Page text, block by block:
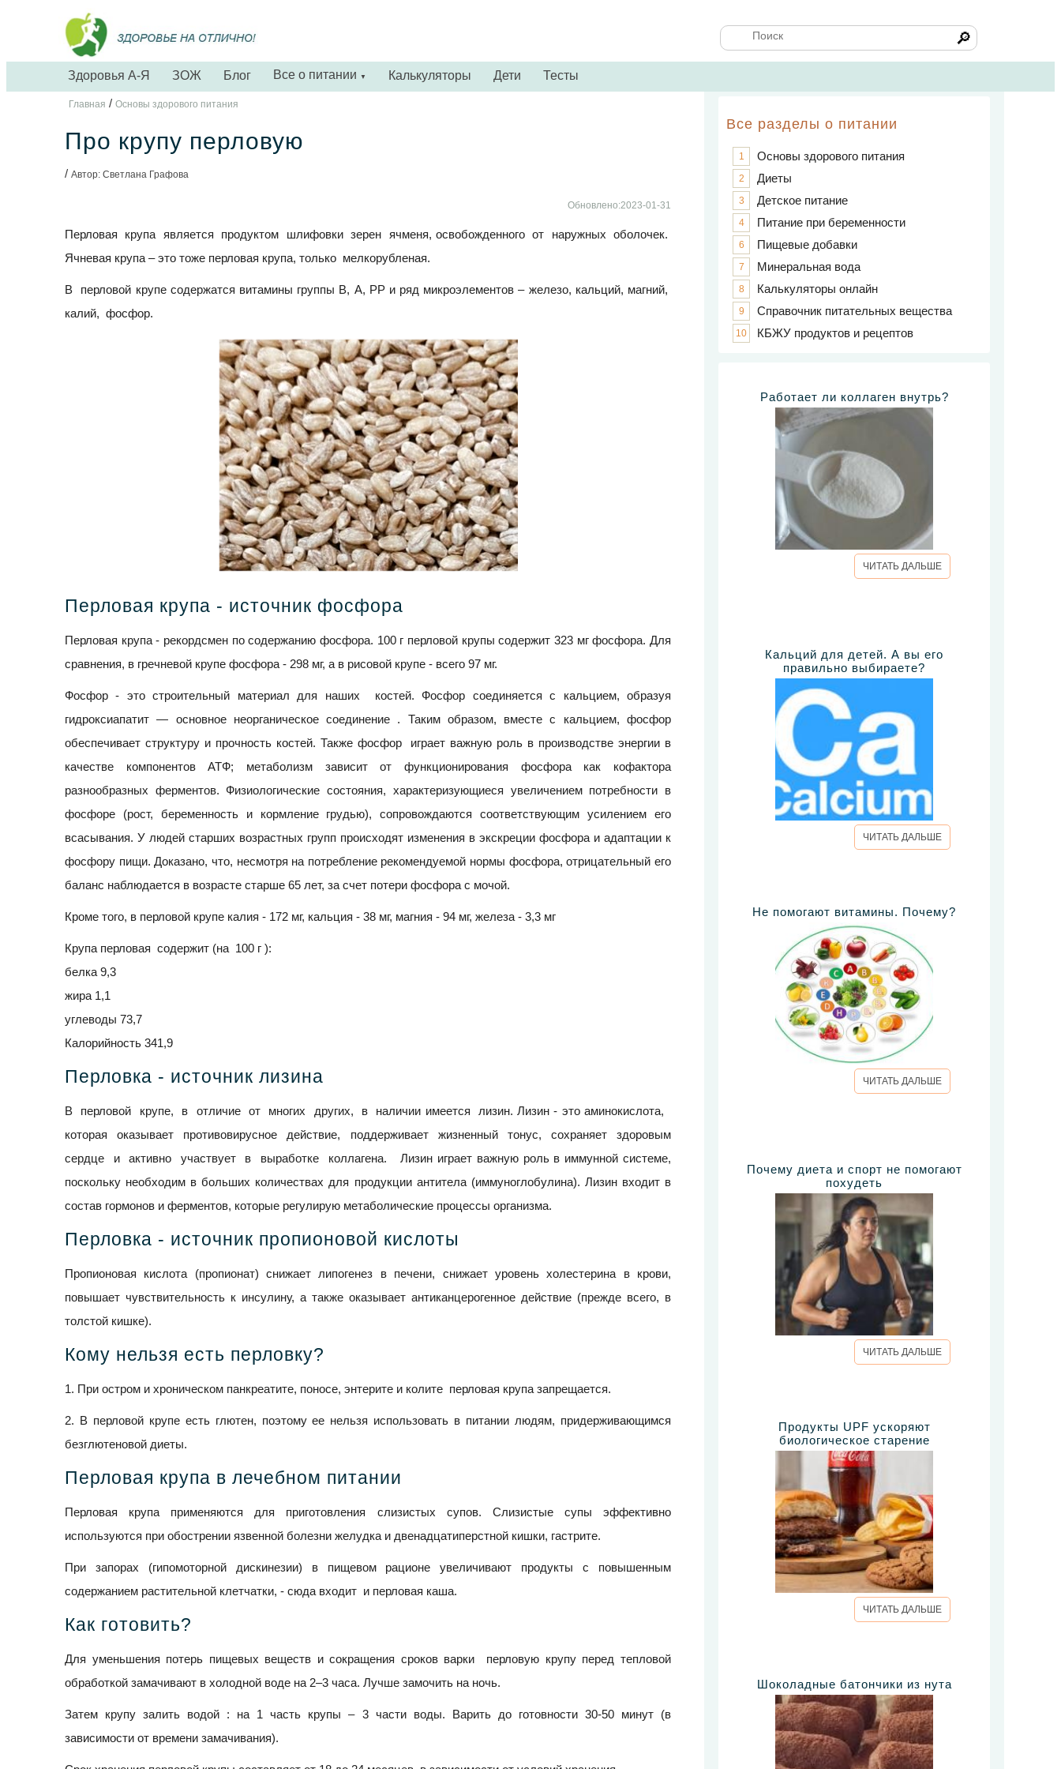
🔎
Здоровья А-Я ЗОЖ Блог Все о питании ▼ Калькуляторы Дети Тесты
Главная / Основы здорового питания
Про крупу перловую
/ Автор: Светлана Графова
Обновлено:2023-01-31
Перловая крупа является продуктом шлифовки зерен ячменя, освобожденного от наружных оболочек.
Ячневая крупа – это тоже перловая крупа, только мелкорубленая.
В перловой крупе содержатся витамины группы В, А, РР и ряд микроэлементов – железо, кальций, магний,
калий, фосфор.
Перловая крупа - источник фосфора
Перловая крупа - рекордсмен по содержанию фосфора. 100 г перловой крупы содержит 323 мг фосфора. Для
сравнения, в гречневой крупе фосфора - 298 мг, а в рисовой крупе - всего 97 мг.
Фосфор - это строительный материал для наших костей. Фосфор соединяется с кальцием, образуя
гидроксиапатит — основное неорганическое соединение . Таким образом, вместе с кальцием, фосфор
обеспечивает структуру и прочность костей. Также фосфор играет важную роль в производстве энергии в
качестве компонентов АТФ; метаболизм зависит от функционирования фосфора как кофактора
разнообразных ферментов. Физиологические состояния, характеризующиеся увеличением потребности в
фосфоре (рост, беременность и кормление грудью), сопровождаются соответствующим усилением его
всасывания. У людей старших возрастных групп происходят изменения в экскреции фосфора и адаптации к
фосфору пищи. Доказано, что, несмотря на потребление рекомендуемой нормы фосфора, отрицательный его
баланс наблюдается в возрасте старше 65 лет, за счет потери фосфора с мочой.
Кроме того, в перловой крупе калия - 172 мг, кальция - 38 мг, магния - 94 мг, железа - 3,3 мг
Крупа перловая содержит (на 100 г ):
белка 9,3
жира 1,1
углеводы 73,7
Калорийность 341,9
Перловка - источник лизина
В перловой крупе, в отличие от многих других, в наличии имеется лизин. Лизин - это аминокислота,
которая оказывает противовирусное действие, поддерживает жизненный тонус, сохраняет здоровым
сердце и активно участвует в выработке коллагена. Лизин играет важную роль в иммунной системе,
поскольку необходим в больших количествах для продукции антитела (иммуноглобулина). Лизин входит в
состав гормонов и ферментов, которые регулирую метаболические процессы организма.
Перловка - источник пропионовой кислоты
Пропионовая кислота (пропионат) снижает липогенез в печени, снижает уровень холестерина в крови,
повышает чувствительность к инсулину, а также оказывает антиканцерогенное действие (прежде всего, в
толстой кишке).
Кому нельзя есть перловку?
1. При остром и хроническом панкреатите, поносе, энтерите и колите перловая крупа запрещается.
2. В перловой крупе есть глютен, поэтому ее нельзя использовать в питании людям, придерживающимся
безглютеновой диеты.
Перловая крупа в лечебном питании
Перловая крупа применяются для приготовления слизистых супов. Слизистые супы эффективно
используются при обострении язвенной болезни желудка и двенадцатиперстной кишки, гастрите.
При запорах (гипомоторной дискинезии) в пищевом рационе увеличивают продукты с повышенным
содержанием растительной клетчатки, - сюда входит и перловая каша.
Как готовить?
Для уменьшения потерь пищевых веществ и сокращения сроков варки перловую крупу перед тепловой
обработкой замачивают в холодной воде на 2–3 часа. Лучше замочить на ночь.
Затем крупу залить водой : на 1 часть крупы – 3 части воды. Варить до готовности 30-50 минут (в
зависимости от времени замачивания).
Все разделы о питании
1 Основы здорового питания
2 Диеты
3 Детское питание
4 Питание при беременности
6 Пищевые добавки
7 Минеральная вода
8 Калькуляторы онлайн
9 Справочник питательных вещества
10 КБЖУ продуктов и рецептов
Работает ли коллаген внутрь?
ЧИТАТЬ ДАЛЬШЕ
Кальций для детей. А вы его
правильно выбираете?
ЧИТАТЬ ДАЛЬШЕ
Не помогают витамины. Почему?
ЧИТАТЬ ДАЛЬШЕ
Почему диета и спорт не помогают
похудеть
ЧИТАТЬ ДАЛЬШЕ
Продукты UPF ускоряют
биологическое старение
ЧИТАТЬ ДАЛЬШЕ
Шоколадные батончики из нута